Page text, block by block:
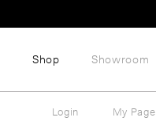
Shop Showroom
Login My Page